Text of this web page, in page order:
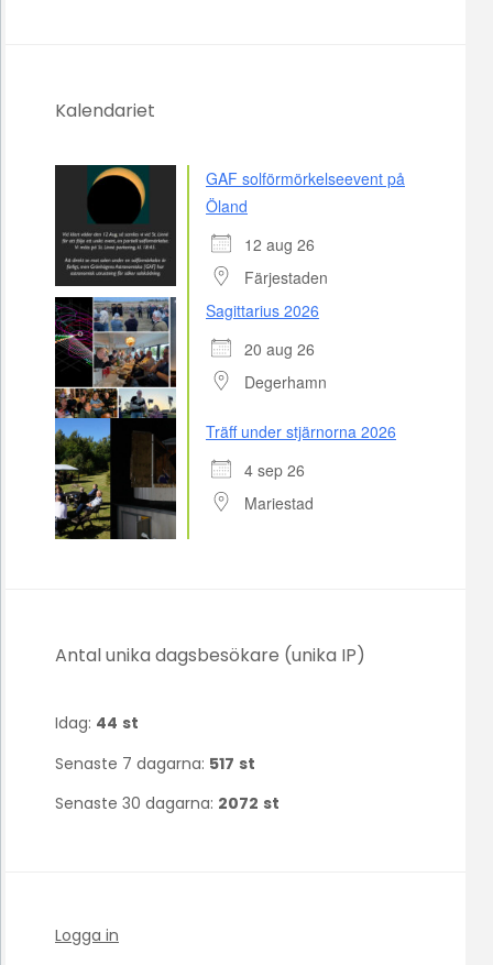
Kalendariet
GAF solförmörkelseevent på
Öland
12 aug 26
Färjestaden
Sagittarius 2026
20 aug 26
Degerhamn
Träff under stjärnorna 2026
4 sep 26
Mariestad
Antal unika dagsbesökare (unika IP)
Idag: 44 st
Senaste 7 dagarna: 517 st
Senaste 30 dagarna: 2072 st
Logga in